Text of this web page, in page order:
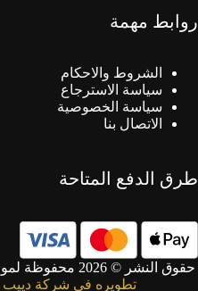
روابط مهمة
الشروط والاحكام
سياسة الاسترجاع
سياسة الخصوصية
الاتصال بنا
طرق الدفع المتاحة
حقوق النشر © 2026 محفوظة لموقع Mental Step بواسطة
تطويره في شركة دييب